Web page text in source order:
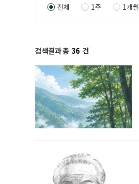
전체 1주 1개월
검색결과 총 36 건